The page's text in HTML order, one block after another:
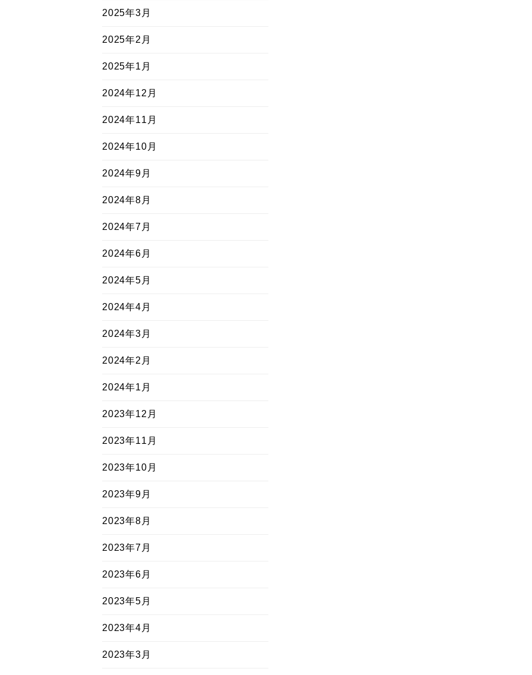
2025年3月
2025年2月
2025年1月
2024年12月
2024年11月
2024年10月
2024年9月
2024年8月
2024年7月
2024年6月
2024年5月
2024年4月
2024年3月
2024年2月
2024年1月
2023年12月
2023年11月
2023年10月
2023年9月
2023年8月
2023年7月
2023年6月
2023年5月
2023年4月
2023年3月